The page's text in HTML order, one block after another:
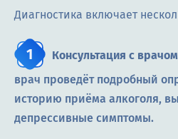
Диагностика включает
Консультация с
врач проведёт подробный
историю приёма алкоголя,
депрессивные симптомы.